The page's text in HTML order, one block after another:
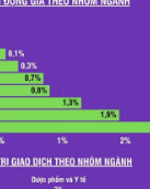
- MỖI XÃ